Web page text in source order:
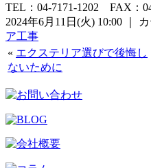
TEL：04-7171-1202 FAX：
2024年6月11日(火) 10:00 ｜
ア工事
« エクステリア選びで後悔し
ないために